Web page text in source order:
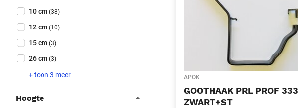
10 cm (38)
12 cm (10)
15 cm (3)
26 cm (3)
+ toon 3 meer
Hoogte
APOK
GOOTHAAK PRL PROF 333
ZWART+ST